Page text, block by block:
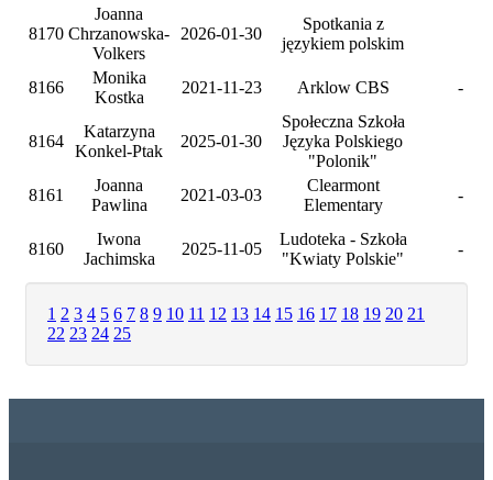
8170
Joanna
Chrzanowska-
Volkers
2026-01-30
Spotkania z
językiem polskim
8166
Monika
Kostka
2021-11-23 Arklow CBS -
8164
Katarzyna
Konkel-Ptak
2025-01-30
Społeczna Szkoła
Języka Polskiego
"Polonik"
8161
Joanna
Pawlina
2021-03-03
Clearmont
Elementary
-
8160
Iwona
Jachimska
2025-11-05
Ludoteka - Szkoła
"Kwiaty Polskie"
-
1 2 3 4 5 6 7 8 9 10 11 12 13 14 15 16 17 18 19 20 21
22 23 24 25